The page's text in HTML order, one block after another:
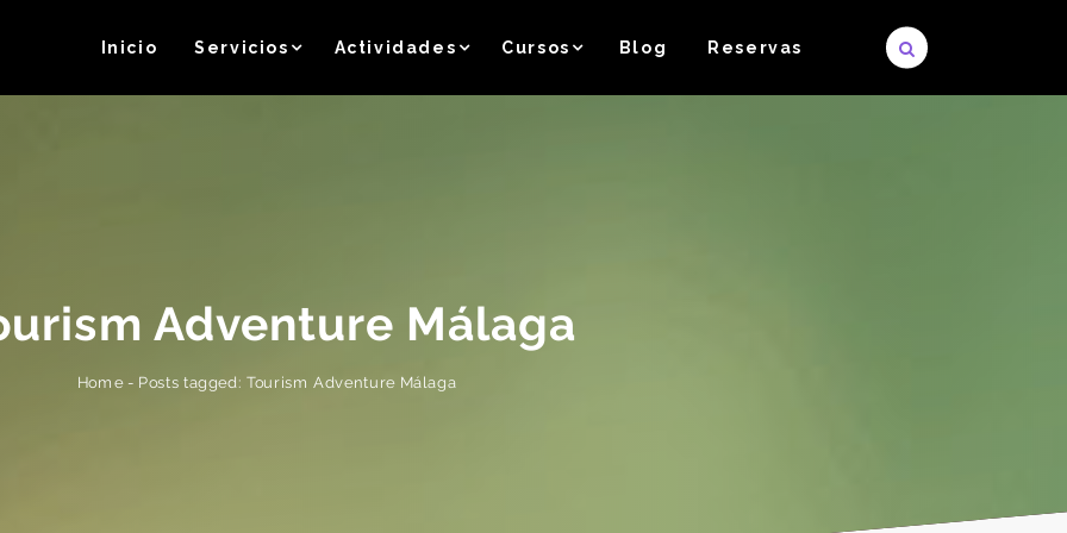
Inicio Servicios Actividades Cursos Blog Reservas
Adventure Málaga
Home- Posts tagged: Tourism Adventure Málaga